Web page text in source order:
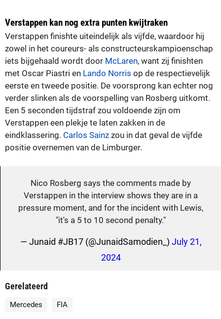
Verstappen kan nog extra punten kwijtraken
Verstappen finishte uiteindelijk als vijfde, waardoor hij
zowel in het coureurs- als constructeurskampioenschap
iets bijgehaald wordt door McLaren, want zij finishten
met Oscar Piastri en Lando Norris op de respectievelijk
eerste en tweede positie. De voorsprong kan echter nog
verder slinken als de voorspelling van Rosberg uitkomt.
Een 5 seconden tijdstraf zou voldoende zijn om
Verstappen een plekje te laten zakken in de
eindklassering. Carlos Sainz zou in dat geval de vijfde
positie overnemen van de Limburger.
Nico Rosberg says the comments made by
Verstappen in the interview shows they are in a
pressure moment, and for the incident with Lewis,
"it's a 5 to 10 second penalty."
— Junaid #JB17 (@JunaidSamodien_) July 21,
2024
Gerelateerd
Mercedes FIA